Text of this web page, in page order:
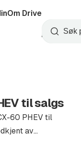
Startside
Om Drive
Opprett
konto
Søk
til salgs
60 PHEV til
av